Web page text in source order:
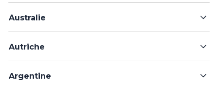
Australie
Autriche
Argentine